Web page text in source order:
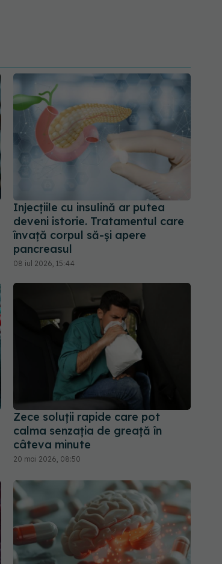
Injecțiile cu insulină ar putea
deveni istorie. Tratamentul care
învață corpul să-și apere
pancreasul
08 iul 2026, 15:44
Zece soluții rapide care pot
calma senzația de greață în
câteva minute
20 mai 2026, 08:50